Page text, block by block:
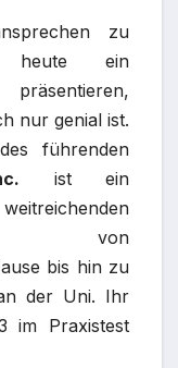
zu
heute ein
nur genial ist.
führenden
ist ein
von
bis hin zu
der Uni. Ihr
im Praxistest